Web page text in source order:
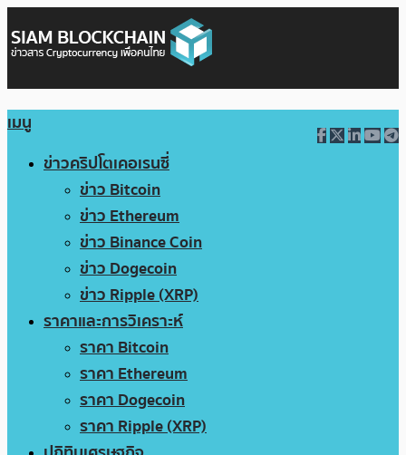
เมนู
ข่าวคริปโตเคอเรนซี่
ข่าว Bitcoin
ข่าว Ethereum
ข่าว Binance Coin
ข่าว Dogecoin
ข่าว Ripple (XRP)
ราคาและการวิเคราะห์
ราคา Bitcoin
ราคา Ethereum
ราคา Dogecoin
ราคา Ripple (XRP)